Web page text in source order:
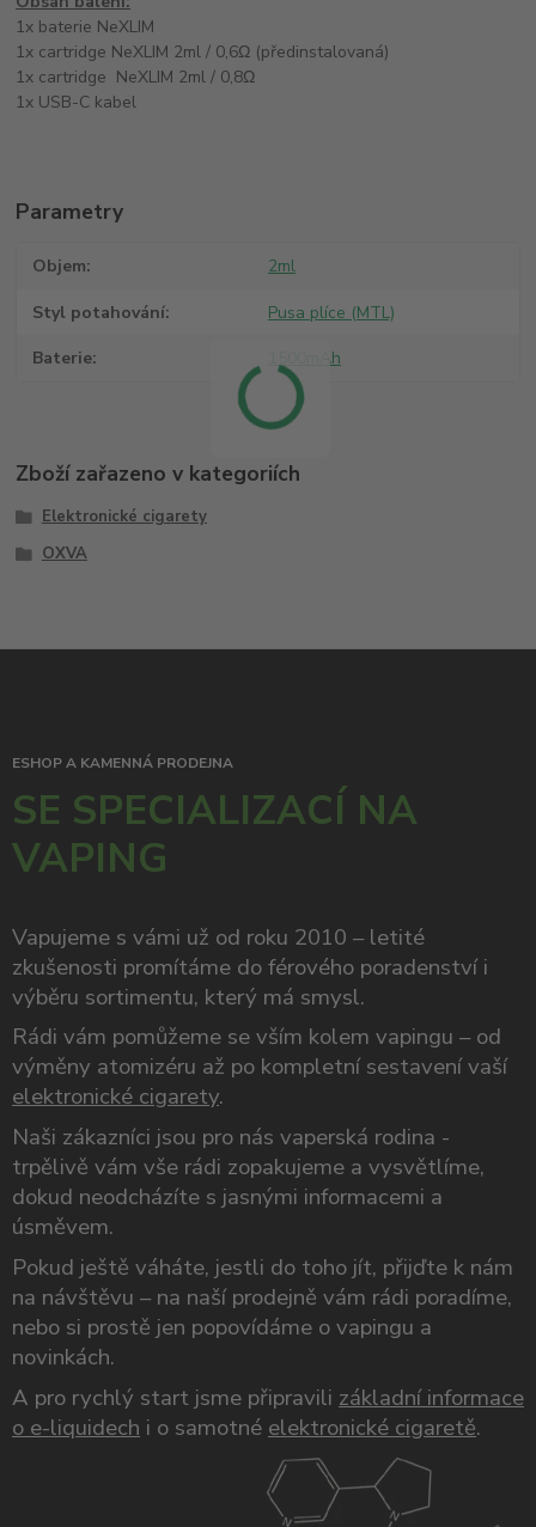
1x baterie NeXLIM
1x cartridge NeXLIM 2ml / 0,6Ω (předinstalovaná)
1x cartridge NeXLIM 2ml / 0,8Ω
1x USB-C kabel
Parametry
Objem 2ml
Styl potahování Pusa plíce (MTL)
Baterie 1500mAh
Zboží zařazeno v kategoriích
Elektronické cigarety
OXVA
ESHOP A KAMENNÁ PRODEJNA
SE SPECIALIZACÍ NA
VAPING
Vapujeme s vámi už od roku 2010 – letité
zkušenosti promítáme do férového poradenství i
výběru sortimentu, který má smysl.
Rádi vám pomůžeme se vším kolem vapingu – od
výměny atomizéru až po kompletní sestavení vaší
elektronické cigarety.
Naši zákazníci jsou pro nás vaperská rodina -
trpělivě vám vše rádi zopakujeme a vysvětlíme,
dokud neodcházíte s jasnými informacemi a
úsměvem.
Pokud ještě váháte, jestli do toho jít, přijďte k nám
na návštěvu – na naší prodejně vám rádi poradíme,
nebo si prostě jen popovídáme o vapingu a
novinkách.
A pro rychlý start jsme připravili základní informace
o e-liquidech i o samotné elektronické cigaretě.